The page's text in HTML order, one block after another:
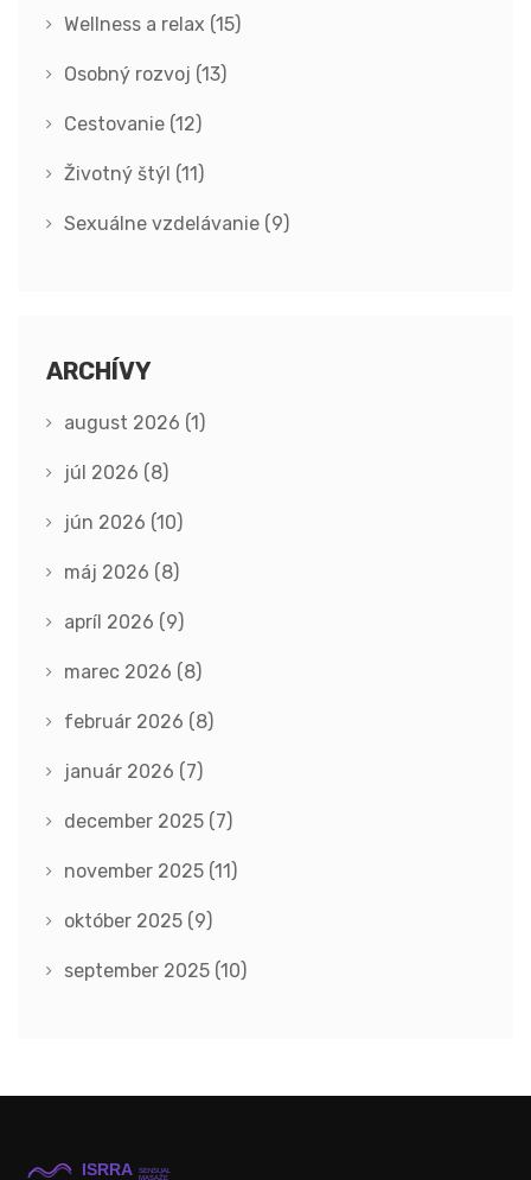
Wellness a relax (15)
Osobný rozvoj (13)
Cestovanie (12)
Životný štýl (11)
Sexuálne vzdelávanie (9)
ARCHÍVY
august 2026 (1)
júl 2026 (8)
jún 2026 (10)
máj 2026 (8)
apríl 2026 (9)
marec 2026 (8)
február 2026 (8)
január 2026 (7)
december 2025 (7)
november 2025 (11)
október 2025 (9)
september 2025 (10)